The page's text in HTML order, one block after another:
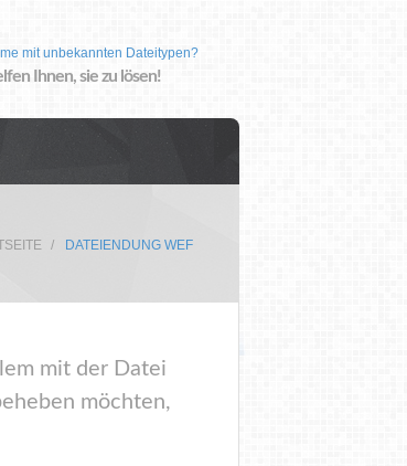
mit unbekannten Dateitypen?
Ihnen, sie zu lösen!
DATEIENDUNG WEF
mit der Datei
möchten,